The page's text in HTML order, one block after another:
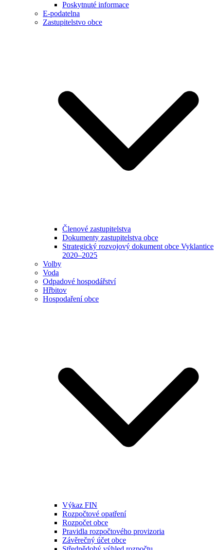
Poskytnuté informace
E-podatelna
Zastupitelstvo obce
Členové zastupitelstva
Dokumenty zastupitelstva obce
Strategický rozvojový dokument obce Vyklantice
2020–2025
Volby
Voda
Odpadové hospodářství
Hřbitov
Hospodaření obce
Výkaz FIN
Rozpočtové opatření
Rozpočet obce
Pravidla rozpočtového provizoria
Závěrečný účet obce